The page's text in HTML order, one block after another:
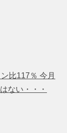
比117％ 今月
ない・・・